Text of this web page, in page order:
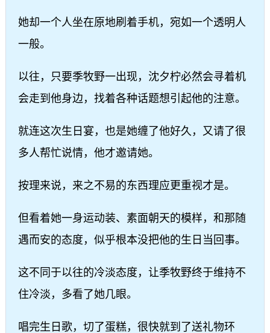
她却一个人坐在原地刷着手机，宛如一个透明人
一般。
以往，只要季牧野一出现，沈夕柠必然会寻着机
会走到他身边，找着各种话题想引起他的注意。
就连这次生日宴，也是她缠了他好久，又请了很
多人帮忙说情，他才邀请她。
按理来说，来之不易的东西理应更重视才是。
但看着她一身运动装、素面朝天的模样，和那随
遇而安的态度，似乎根本没把他的生日当回事。
这不同于以往的冷淡态度，让季牧野终于维持不
住冷淡，多看了她几眼。
唱完生日歌，切了蛋糕，很快就到了送礼物环